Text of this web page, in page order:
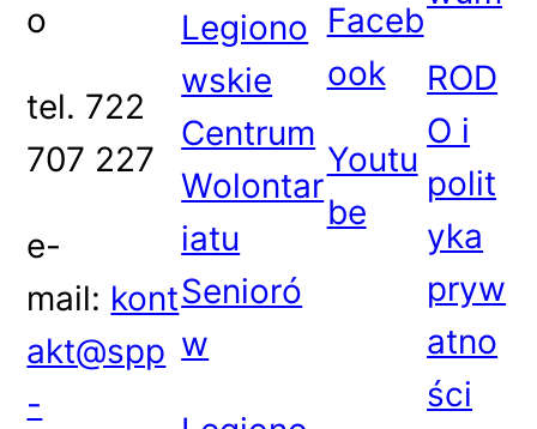
o
tel. 722
707 227
e-
mail: kont
akt@spp
-
Legiono
wskie
Centrum
Wolontar
iatu
Senioró
w
Faceb
ook
Youtu
be
ROD
O i
polit
yka
pryw
atno
ści